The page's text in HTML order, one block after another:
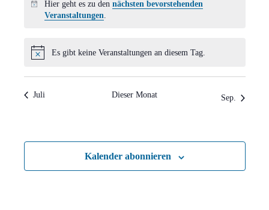
Hinweis
Hier geht es zu den nächsten bevorstehenden
Veranstaltungen.
Hinweis
Es gibt keine Veranstaltungen an diesem Tag.
Juli Dieser Monat Sep.
Kalender abonnieren